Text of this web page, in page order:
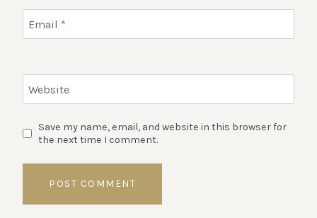
Email *
Website
Save my name, email, and website in this browser for
the next time I comment.